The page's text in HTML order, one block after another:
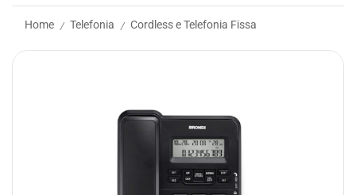
Home / Telefonia / Cordless e Telefonia Fissa